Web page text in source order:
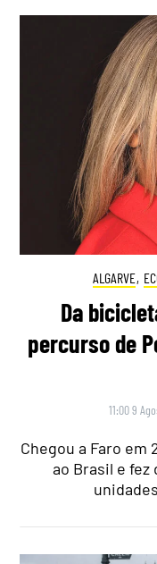
ALGARVE,
Da
percurso de
11:00 9
Chegou a Faro em
ao Brasil e fez